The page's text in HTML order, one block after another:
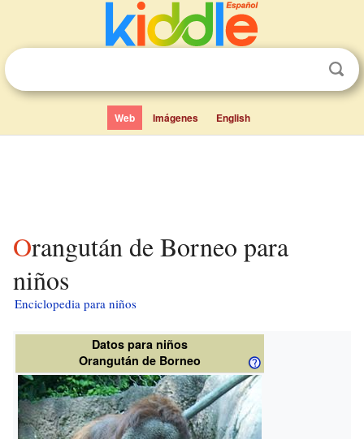
Web Imágenes English
Orangután de Borneo para
niños
Enciclopedia para niños
Datos para niños
Orangután de Borneo